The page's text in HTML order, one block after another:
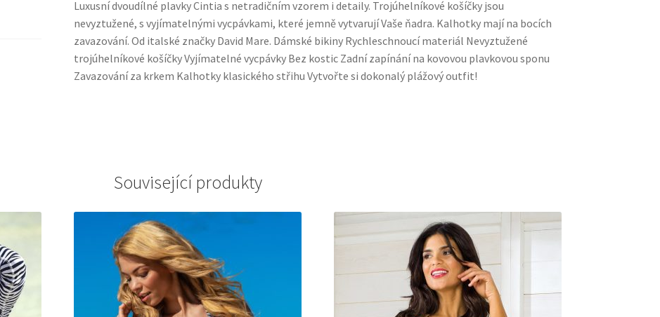
Luxusní dvoudílné plavky Cintia s netradičním vzorem i detaily. Trojúhelníkové košíčky jsou
nevyztužené, s vyjímatelnými vycpávkami, které jemně vytvarují Vaše ňadra. Kalhotky mají na bocích
zavazování. Od italské značky David Mare. Dámské bikiny Rychleschnoucí materiál Nevyztužené
trojúhelníkové košíčky Vyjímatelné vycpávky Bez kostic Zadní zapínání na kovovou plavkovou sponu
Zavazování za krkem Kalhotky klasického střihu Vytvořte si dokonalý plážový outfit!
Související produkty